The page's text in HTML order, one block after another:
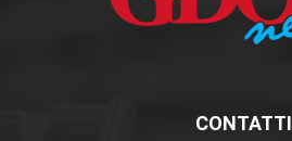
CONTATTI